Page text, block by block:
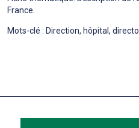
France.
Mots-clé : Direction, hôpital,